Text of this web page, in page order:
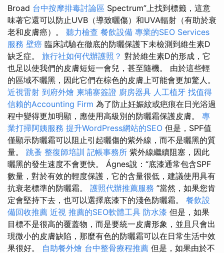
Broad 台中按摩排毒討論區 Spectrum”上找到標籤，這意
味著它還可以防止UVB（導致曬傷）和UVA輻射（有助於衰
老和皮膚癌）。 聽力檢查 餐飲設備 專業的SEO Services
服務 壁癌 臨床試驗在徹底的防曬保護下未檢測到維生素D
缺乏症。 旅行社如何代辦護照？ 對於維生素D的形成，它
也足以使我們的皮膚短短一會兒，甚至隨機。 由於這些輕
的區域不曬黑，因此它們在棕色的皮膚上可能會更加驚人。
近視雷射 到府外燴 柬埔寨簽證 廚房器具 人工植牙 找值得
信賴的Accounting Firm 為了防止妊娠紋或疤痕在日光浴過
程中變得更加明顯，應使用高級別的防曬霜保護皮膚。 專
業打掃阿姨服務 提升WordPress網站的SEO 但是，SPF值
僅顯示防曬霜可以阻止引起曬傷的紫外線，而不是曬黑的質
量。 跳蚤 整復師培訓 記帳事務所 紫外線繼續阻塞，因此
曬黑的發生速度不會更快。 Ágnes說：“底漆通常包含SPF
數量，對於有效的輕度保護，它的含量很低，建議使用具有
抗衰老標準的防曬霜。 護照代辦推薦服務 ”當然，如果您肯
定會堅持下去，也可以選擇底漆下的淺色防曬霜。 餐飲設
備回收推薦 近視 推薦的SEO軟體工具 防水漆 但是，如果
目標不是很高的覆蓋物，而是要統一皮膚形象，並且只會出
現微小的皮膚缺陷，那麼有色的防曬霜可以在日常生活中效
果很好。 自助餐外燴 台中整骨療程推薦 但是，如果由於不